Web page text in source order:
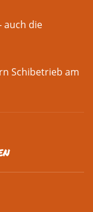
auch die
Schibetrieb am